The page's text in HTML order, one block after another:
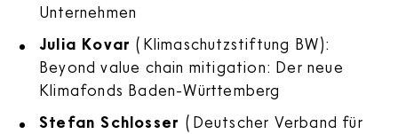
Unternehmen
Julia Kovar (Klimaschutzstiftung BW):
Beyond value chain mitigation: Der neue
Klimafonds Baden-Württemberg
Stefan Schlosser (Deutscher Verband für